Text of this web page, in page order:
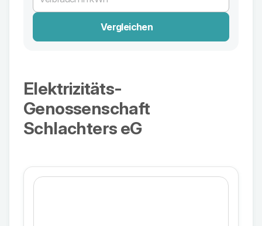
Vergleichen
Elektrizitäts-
Genossenschaft
Schlachters eG